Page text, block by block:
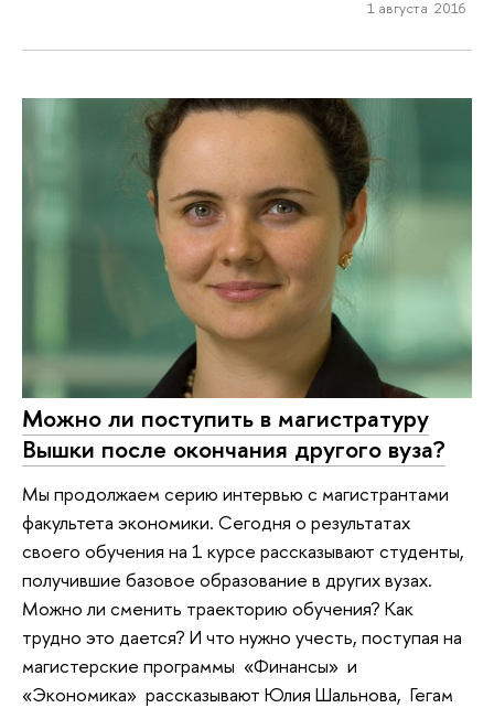
1 августа 2016
Можно ли поступить в магистратуру
Вышки после окончания другого вуза?
Мы продолжаем серию интервью с магистрантами
факультета экономики. Сегодня о результатах
своего обучения на 1 курсе рассказывают студенты,
получившие базовое образование в других вузах.
Можно ли сменить траекторию обучения? Как
трудно это дается? И что нужно учесть, поступая на
магистерские программы «Финансы» и
«Экономика» рассказывают Юлия Шальнова, Гегам